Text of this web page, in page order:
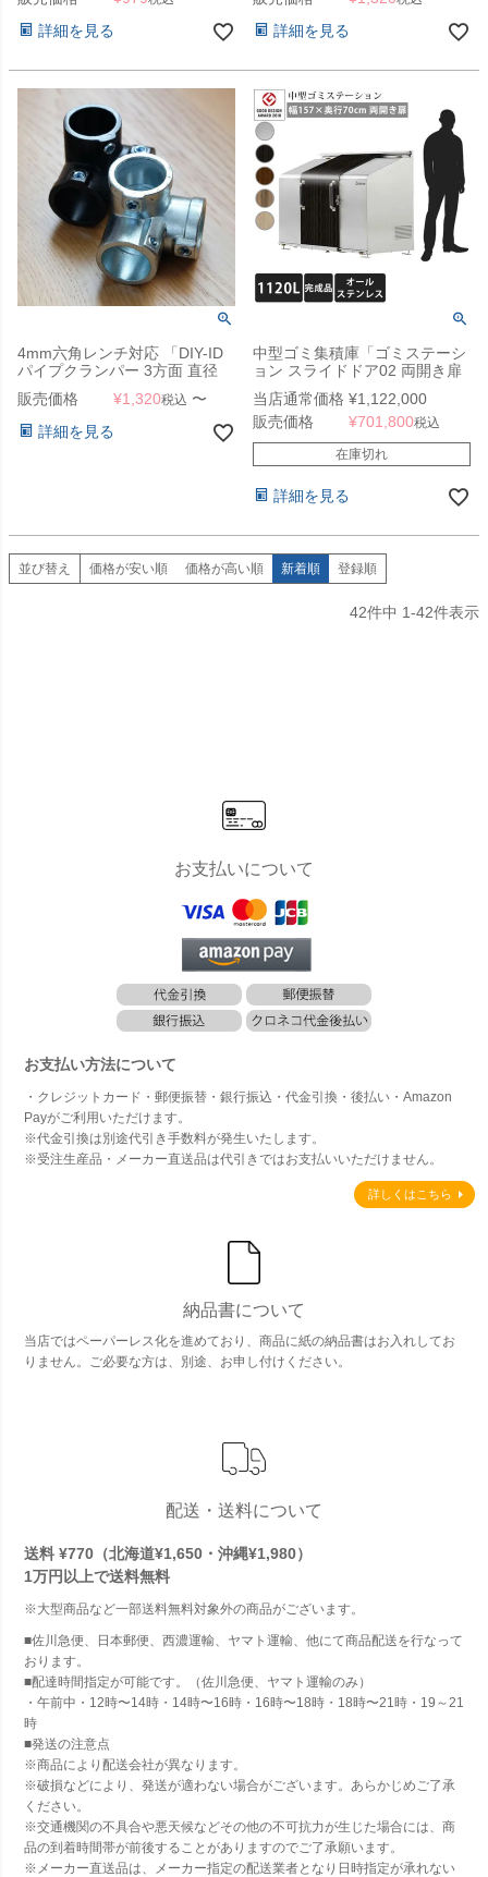
詳細を見る
詳細を見る
4mm六角レンチ対応 「DIY-ID
パイプクランパー 3方面 直径
25.4mmパイプ用」
販売価格 ¥1,320税込 〜
詳細を見る
中型ゴミ集積庫「ゴミステーシ
ョン スライドドア02 両開き扉
ステンレス 1120L」 ※法人宛
配送限定 （SN）
当店通常価格 ¥1,122,000
販売価格
¥701,800税込
在庫切れ
詳細を見る
並び替え 価格が安い順 価格が高い順 新着順 登録順
42件中 1-42件表示
お支払いについて
お支払い方法について
・クレジットカード・郵便振替・銀行振込・代金引換・後払い・Amazon
Payがご利用いただけます。
※代金引換は別途代引き手数料が発生いたします。
※受注生産品・メーカー直送品は代引きではお支払いいただけません。
詳しくはこちら
納品書について
当店ではペーパーレス化を進めており、商品に紙の納品書はお入れしてお
りません。ご必要な方は、別途、お申し付けください。
配送・送料について
送料 ¥770（北海道¥1,650・沖縄¥1,980）
1万円以上で送料無料
※大型商品など一部送料無料対象外の商品がございます。
■佐川急便、日本郵便、西濃運輸、ヤマト運輸、他にて商品配送を行なって
おります。
■配達時間指定が可能です。（佐川急便、ヤマト運輸のみ）
・午前中・12時〜14時・14時〜16時・16時〜18時・18時〜21時・19～21
時
■発送の注意点
※商品により配送会社が異なります。
※破損などにより、発送が適わない場合がございます。あらかじめご了承
ください。
※交通機関の不具合や悪天候などその他の不可抗力が生じた場合には、商
品の到着時間帯が前後することがありますのでご了承願います。
※メーカー直送品は、メーカー指定の配送業者となり日時指定が承れない